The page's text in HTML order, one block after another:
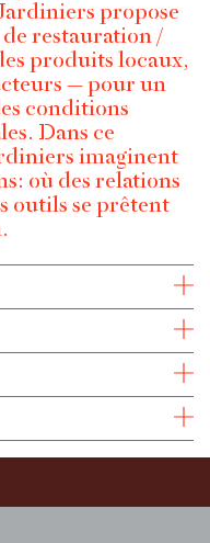
propose
restauration /
produits locaux,
— pour un
conditions
Dans ce
imaginent
où des relations
outils se prêtent